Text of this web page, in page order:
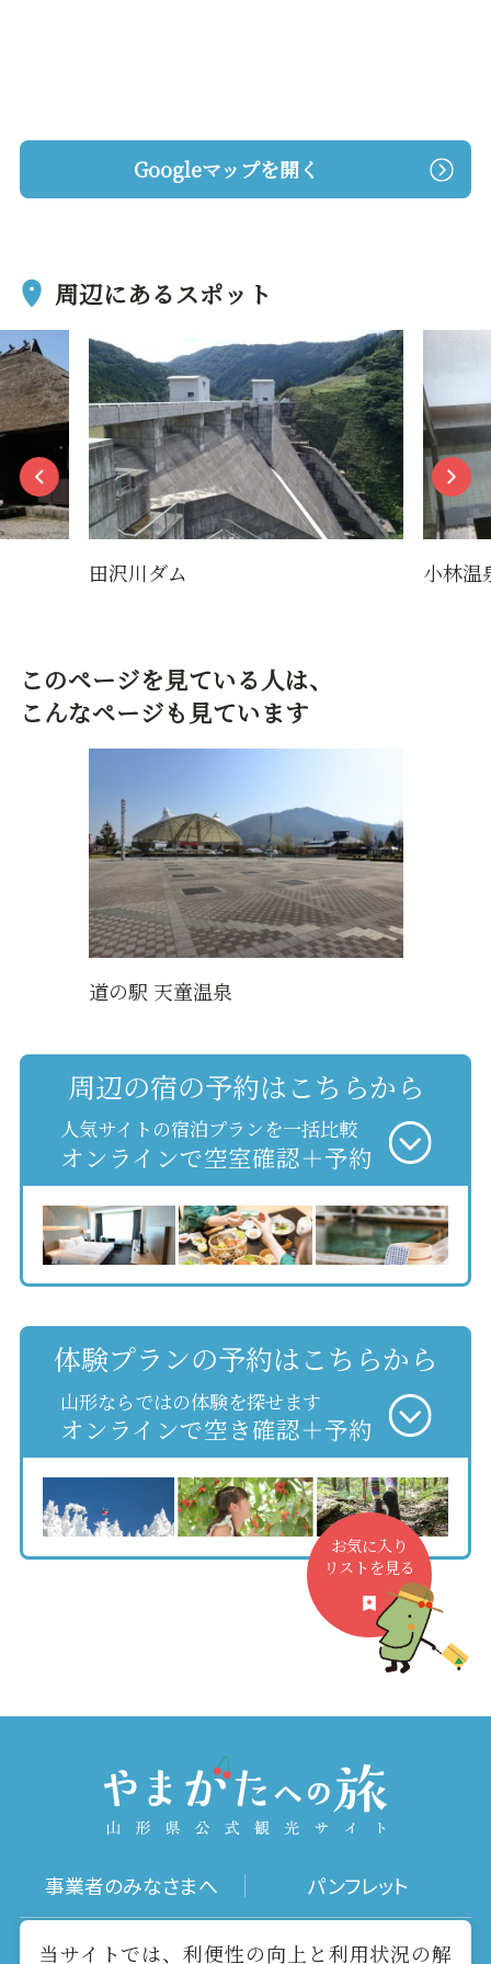
Googleマップを開く
周辺にあるスポット
田沢川ダム 小林温
このページを見ている人は、
こんなページも見ています
道の駅 天童温泉
周辺の宿の予約はこちらから
人気サイトの宿泊プランを一括比較
オンラインで空室確認＋予約
体験プランの予約はこちらから
山形ならではの体験を探せます
オンラインで空き確認＋予約
お気に入り
リストを見る
事業者のみなさまへ パンフレット
写真ダウンロード 動画ギャラリー
当サイトでは、利便性の向上と利用状況の解